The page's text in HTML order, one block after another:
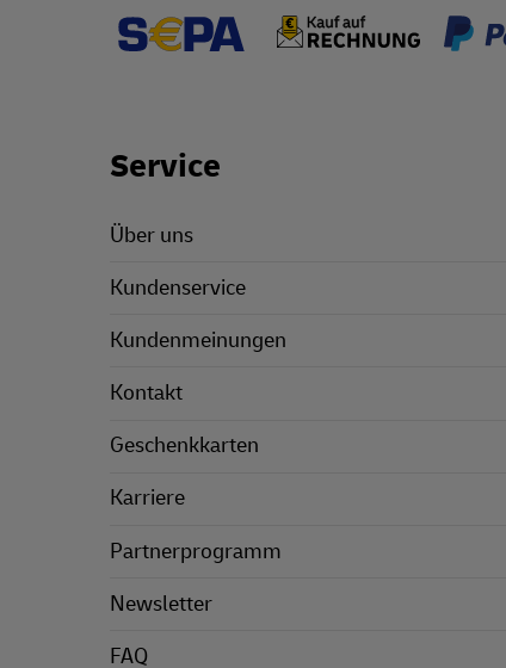
Footer Links
Service
Über uns
Kundenservice
Kundenmeinungen
Kontakt
Geschenkkarten
Karriere
Partnerprogramm
Newsletter
FAQ